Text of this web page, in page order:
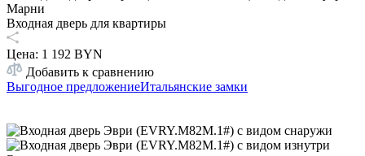
Марни
Входная дверь для квартиры
Цена: 1 192 BYN
Добавить к сравнению
Выгодное предложениеИтальянские замки